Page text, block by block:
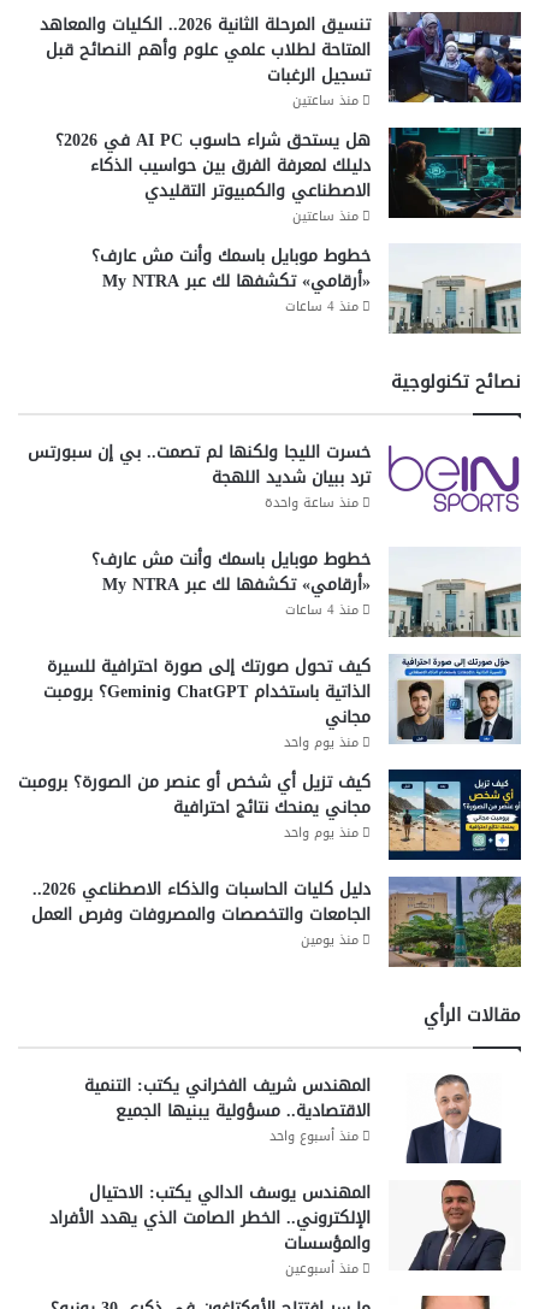
تنسيق المرحلة الثانية 2026.. الكليات والمعاهد
المتاحة لطلاب علمي علوم وأهم النصائح قبل
تسجيل الرغبات
منذ ساعتين
هل يستحق شراء حاسوب AI PC في 2026؟
دليلك لمعرفة الفرق بين حواسيب الذكاء
الاصطناعي والكمبيوتر التقليدي
منذ ساعتين
خطوط موبايل باسمك وأنت مش عارف؟
«أرقامي» تكشفها لك عبر My NTRA
منذ 4 ساعات
نصائح تكنولوجية
خسرت الليجا ولكنها لم تصمت.. بي إن سبورتس
ترد ببيان شديد اللهجة
منذ ساعة واحدة
خطوط موبايل باسمك وأنت مش عارف؟
«أرقامي» تكشفها لك عبر My NTRA
منذ 4 ساعات
كيف تحول صورتك إلى صورة احترافية للسيرة
الذاتية باستخدام ChatGPT وGemini؟ برومبت
مجاني
منذ يوم واحد
كيف تزيل أي شخص أو عنصر من الصورة؟ برومبت
مجاني يمنحك نتائج احترافية
منذ يوم واحد
دليل كليات الحاسبات والذكاء الاصطناعي 2026..
الجامعات والتخصصات والمصروفات وفرص العمل
منذ يومين
مقالات الرأي
المهندس شريف الفخراني يكتب: التنمية
الاقتصادية.. مسؤولية يبنيها الجميع
منذ أسبوع واحد
المهندس يوسف الدالي يكتب: الاحتيال
الإلكتروني.. الخطر الصامت الذي يهدد الأفراد
والمؤسسات
منذ أسبوعين